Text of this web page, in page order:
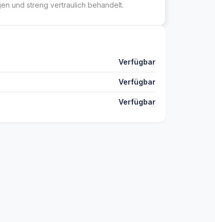
und streng vertraulich behandelt.
Verfügbar
Verfügbar
Verfügbar